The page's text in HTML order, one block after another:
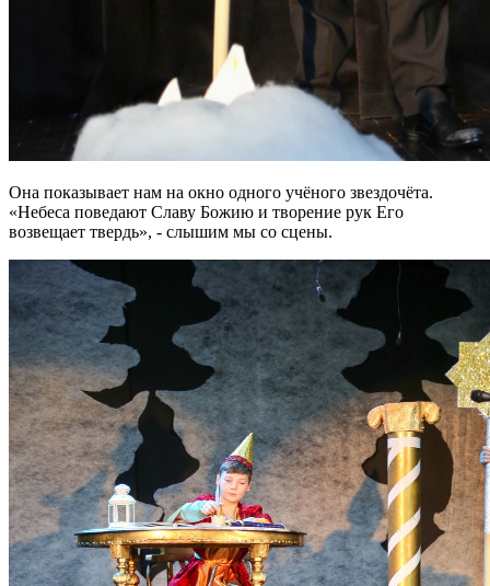
Она показывает нам на окно одного учёного звездочёта.
«Небеса поведают Славу Божию и творение рук Его
возвещает твердь», - слышим мы со сцены.